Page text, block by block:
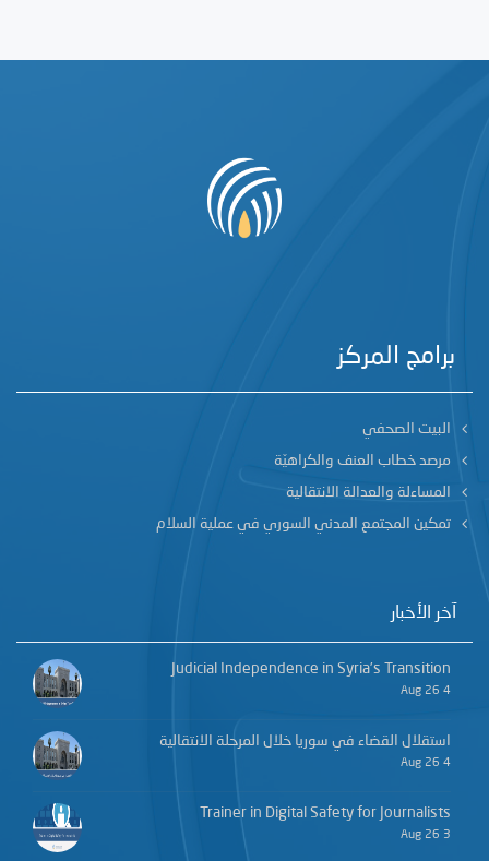
برامج المركز
البيت الصحفي
مرصد خطاب العنف والكراهيّة
المساءلة والعدالة الانتقالية
تمكين المجتمع المدني السوري في عملية السلام
آخر الأخبار
Judicial Independence in Syria’s Transition
4 Aug 26
استقلال القضاء في سوريا خلال المرحلة الانتقالية
4 Aug 26
Trainer in Digital Safety for Journalists
3 Aug 26